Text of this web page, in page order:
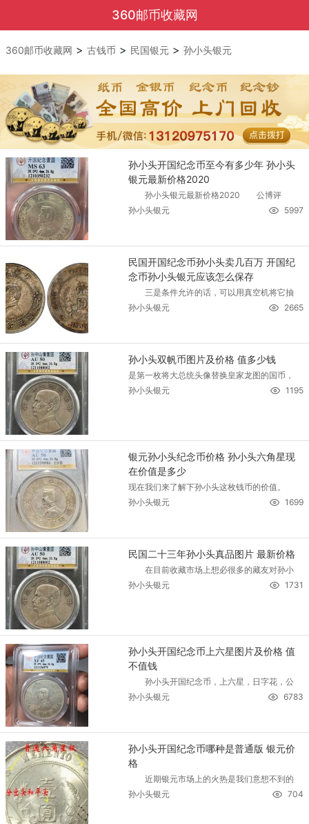
360邮币收藏网
360邮币收藏网 > 古钱币 > 民国银元 > 孙小头银元
孙小头开国纪念币至今有多少年 孙小头
银元最新价格2020
孙小头银元最新价格2020 公博评
孙小头银元
5997
民国开国纪念币孙小头卖几百万 开国纪
念币孙小头银元应该怎么保存
三是条件允许的话，可以用真空机将它抽
孙小头银元
2665
孙小头双帆币图片及价格 值多少钱
是第一枚将大总统头像替换皇家龙图的国币，
孙小头银元
1195
银元孙小头纪念币价格 孙小头六角星现
在价值是多少
现在我们来了解下孙小头这枚钱币的价值。
孙小头银元
1699
民国二十三年孙小头真品图片 最新价格
在目前收藏市场上想必很多的藏友对孙小
孙小头银元
1731
孙小头开国纪念币上六星图片及价格 值
不值钱
孙小头开国纪念币，上六星，日字花，公
孙小头银元
6783
孙小头开国纪念币哪种是普通版 银元价
格
近期银元市场上的火热是我们意想不到的
孙小头银元
704